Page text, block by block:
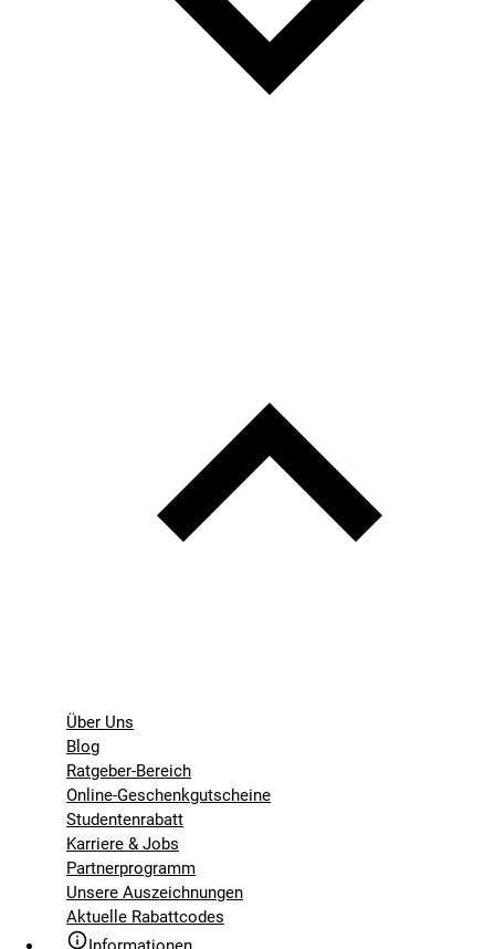
Über Uns
Blog
Ratgeber-Bereich
Online-Geschenkgutscheine
Studentenrabatt
Karriere & Jobs
Partnerprogramm
Unsere Auszeichnungen
Aktuelle Rabattcodes